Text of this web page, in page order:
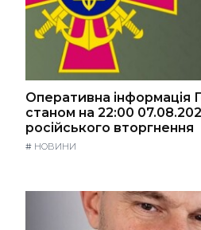
Оперативна інформація
станом на 22:00
російського вторгнення
# НОВИНИ